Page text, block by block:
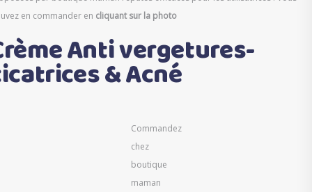
en commander en cliquant sur la photo
Anti vergetures-
& Acné
Commandez
chez
boutique
maman